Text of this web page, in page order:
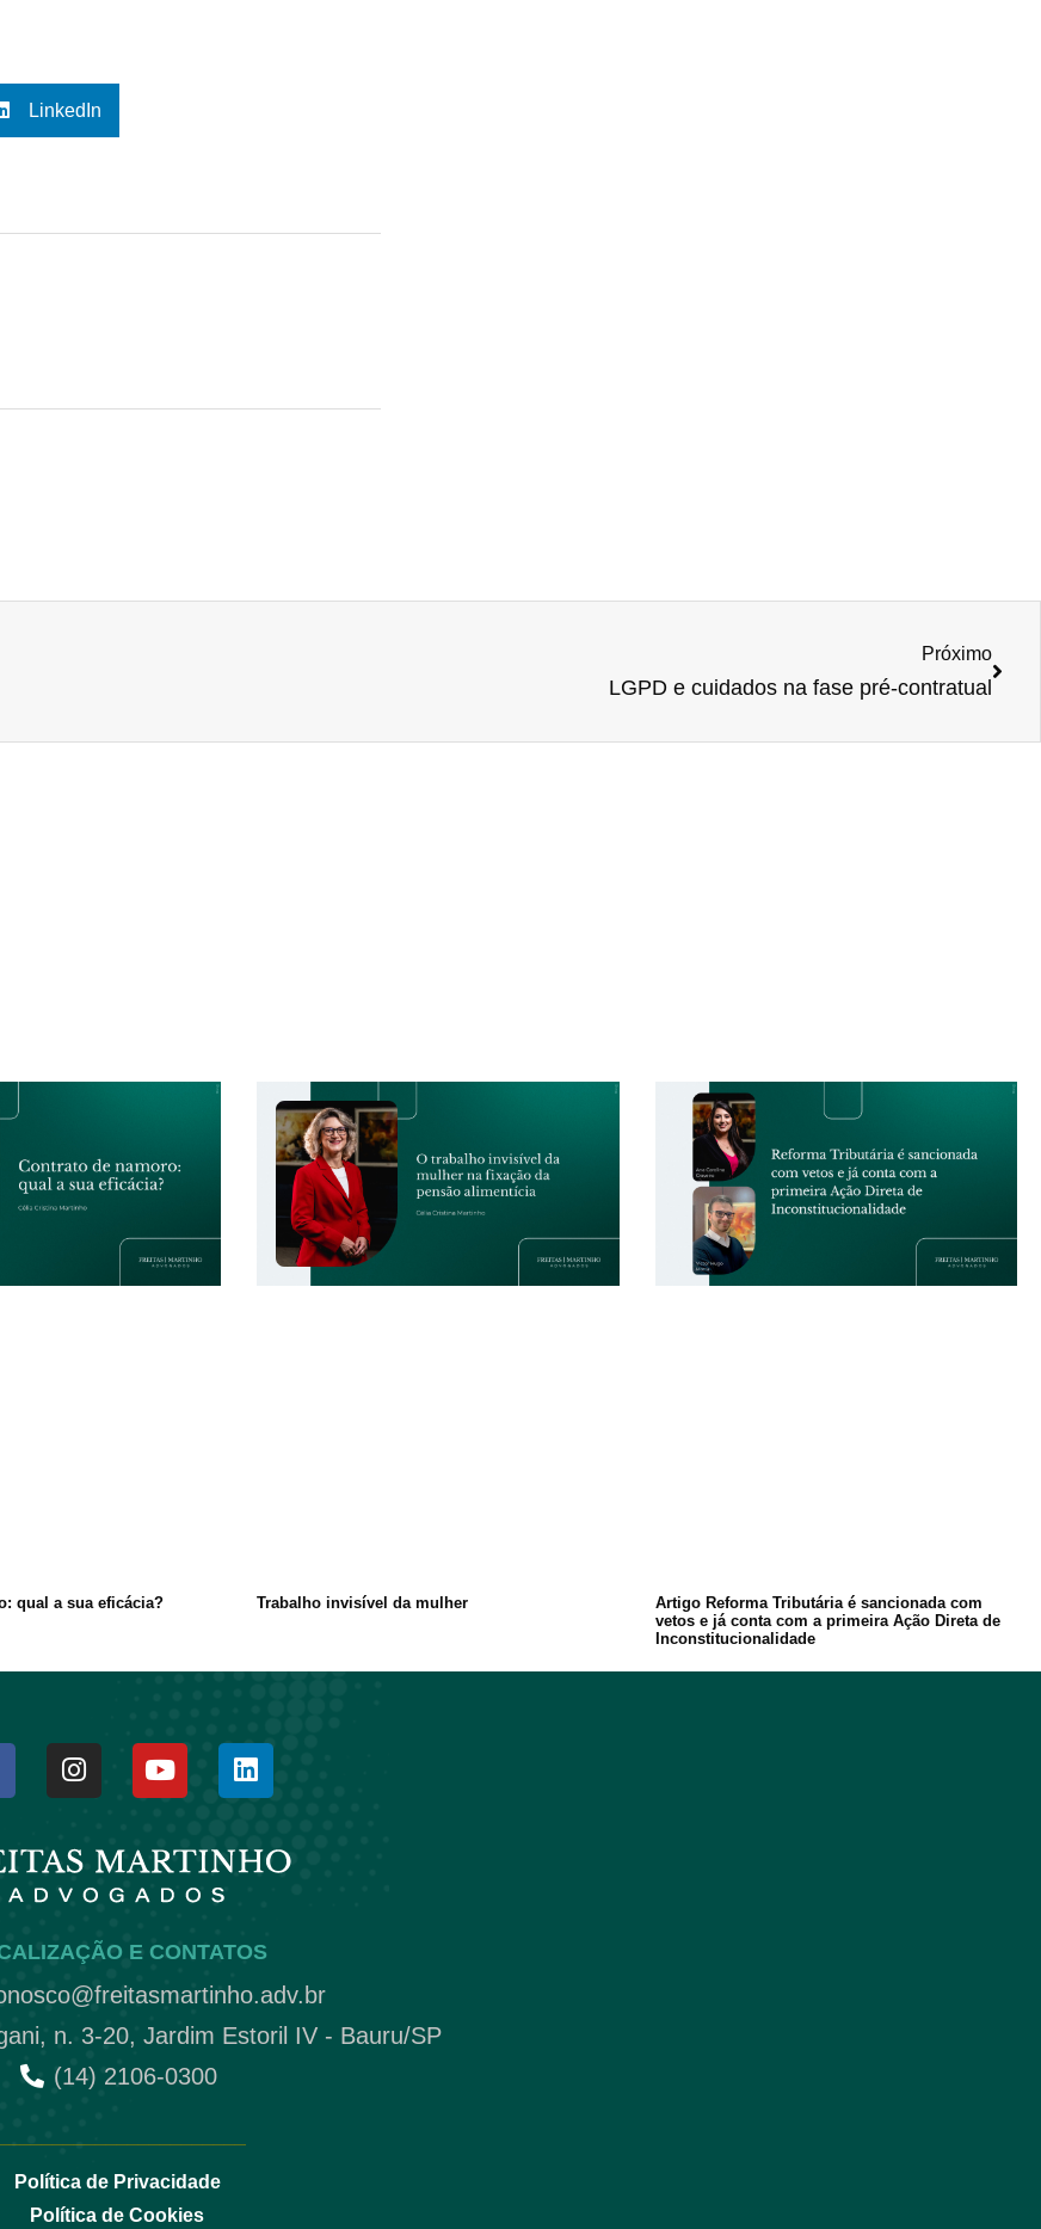
LinkedIn
Próximo
LGPD e cuidados na fase pré-contratual
qual a sua eficácia? Trabalho invisível da mulher
Artigo Reforma Tributária é sancionada com
vetos e já conta com a primeira Ação Direta de
Inconstitucionalidade
E CONTATOS
n. 3-20, Jardim Estoril IV - Bauru/SP
(14) 2106-0300
Política de Privacidade
Política de Cookies